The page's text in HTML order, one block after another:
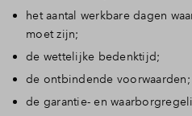
het aantal werkbare dagen
moet zijn;
de wettelijke bedenktijd;
de ontbindende voorwaarden;
de garantie- en